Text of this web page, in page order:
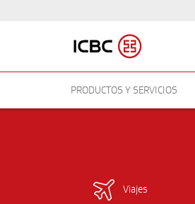
PRODUCTOS Y SERVICIOS
Viajes